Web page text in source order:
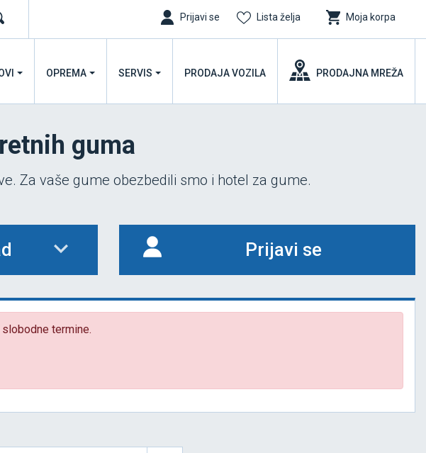
Prijavi se Lista želja Moja korpa
OPREMA SERVIS PRODAJA VOZILA PRODAJNA MREŽA
guma
Za vaše gume obezbedili smo i hotel za gume.
Prijavi se
termine.